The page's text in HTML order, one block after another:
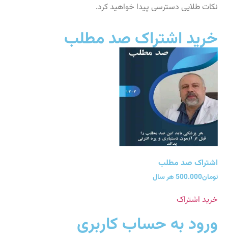
نکات طلایی دسترسی پیدا خواهید کرد.
خرید اشتراک صد مطلب
اشتراک صد مطلب
تومان500.000هر سال
خرید اشتراک
ورود به حساب کاربری